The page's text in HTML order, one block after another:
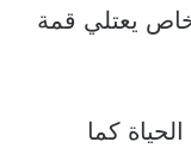
خاص يعتلي قمة
كما